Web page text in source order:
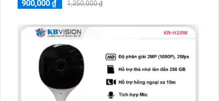
900,000 ₫ 1,350,000 ₫